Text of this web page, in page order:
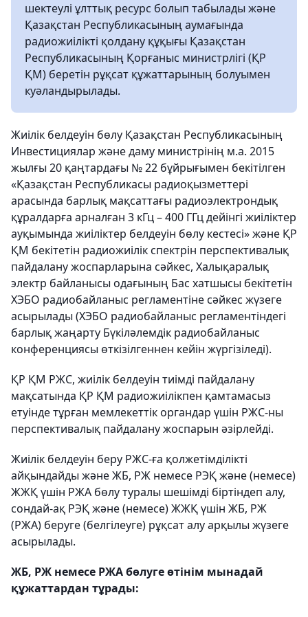
шектеулі ұлттық ресурс болып табылады және
Қазақстан Республикасының аумағында
радиожиілікті қолдану құқығы Қазақстан
Республикасының Қорғаныс министрлігі (ҚР
ҚМ) беретін рұқсат құжаттарының болуымен
куәландырылады.
Жиілік белдеуін бөлу Қазақстан Республикасының
Инвестициялар және даму министрінің м.а. 2015
жылғы 20 қаңтардағы № 22 бұйрығымен бекітілген
«Қазақстан Республикасы радиоқызметтері
арасында барлық мақсаттағы радиоэлектрондық
құралдарға арналған 3 кГц – 400 ГГц дейінгі жиіліктер
ауқымында жиіліктер белдеуін бөлу кестесі» және ҚР
ҚМ бекітетін радиожиілік спектрін перспективалық
пайдалану жоспарларына сәйкес, Халықаралық
электр байланысы одағының Бас хатшысы бекітетін
ХЭБО радиобайланыс регламентіне сәйкес жүзеге
асырылады (ХЭБО радиобайланыс регламентіндегі
барлық жаңарту Бүкіләлемдік радиобайланыс
конференциясы өткізілгеннен кейін жүргізіледі).
ҚР ҚМ РЖС, жиілік белдеуін тиімді пайдалану
мақсатында ҚР ҚМ радиожиілікпен қамтамасыз
етуінде тұрған мемлекеттік органдар үшін РЖС-ны
перспективалық пайдалану жоспарын әзірлейді.
Жиілік белдеуін беру РЖС-ға қолжетімділікті
айқындайды және ЖБ, РЖ немесе РЭҚ және (немесе)
ЖЖҚ үшін РЖА бөлу туралы шешімді біртіндеп алу,
сондай-ақ РЭҚ және (немесе) ЖЖҚ үшін ЖБ, РЖ
(РЖА) беруге (белгілеуге) рұқсат алу арқылы жүзеге
асырылады.
ЖБ, РЖ немесе РЖА бөлуге өтінім мынадай
құжаттардан тұрады: